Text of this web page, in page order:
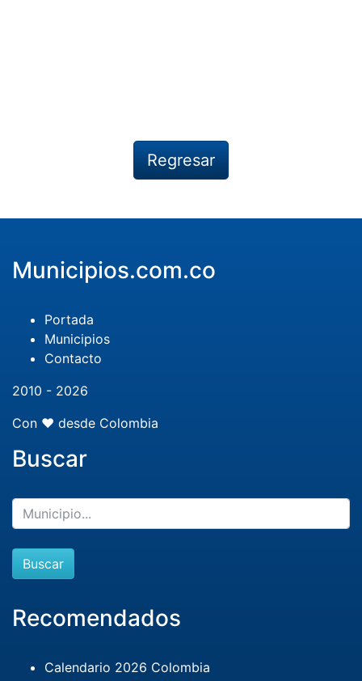
Regresar
Municipios.com.co
Portada
Municipios
Contacto
2010 - 2026
Con ❤️ desde Colombia
Buscar
Buscar
Recomendados
Calendario 2026 Colombia